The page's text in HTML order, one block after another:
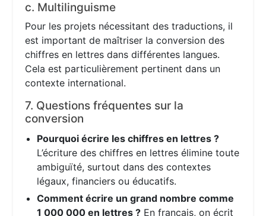
c. Multilinguisme
Pour les projets nécessitant des traductions, il
est important de maîtriser la conversion des
chiffres en lettres dans différentes langues.
Cela est particulièrement pertinent dans un
contexte international.
7. Questions fréquentes sur la
conversion
Pourquoi écrire les chiffres en lettres ?
L’écriture des chiffres en lettres élimine toute
ambiguïté, surtout dans des contextes
légaux, financiers ou éducatifs.
Comment écrire un grand nombre comme
1 000 000 en lettres ? En français, on écrit